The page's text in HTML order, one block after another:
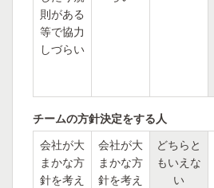
則がある
等で協力
しづらい
チームの方針決定をする人
会社が大
まかな方
針を考え
会社が大
まかな方
針を考え
どちらと
もいえな
い